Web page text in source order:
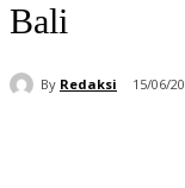
Bali
By Redaksi 15/06/